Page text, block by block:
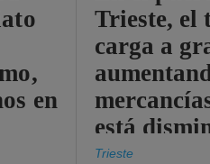
en
Trieste, el
carga a
está
Trieste